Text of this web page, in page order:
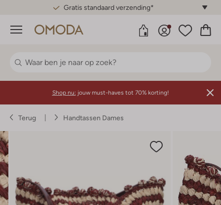
Gratis standaard verzending*
Menu
Shop nu: jouw must-haves tot 70% korting!
Terug Handtassen Dames